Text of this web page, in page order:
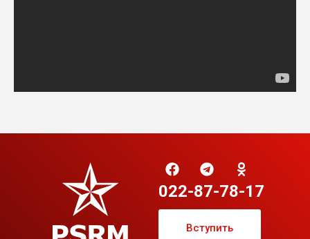
022-87-78-17
Вступить